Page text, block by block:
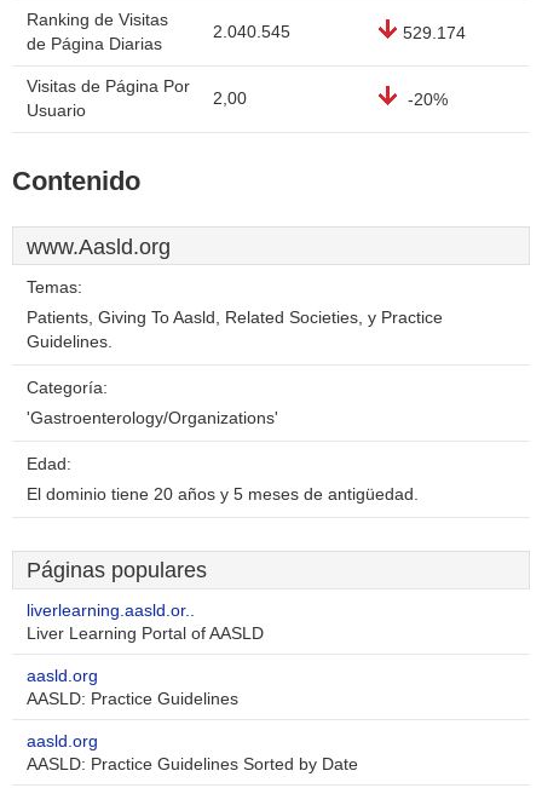
Ranking de Visitas
de Página Diarias
2.040.545 529.174
Visitas de Página Por
Usuario
2,00 -20%
Contenido
www.Aasld.org
Temas:
Patients, Giving To Aasld, Related Societies, y Practice
Guidelines.
Categoría:
'Gastroenterology/Organizations'
Edad:
El dominio tiene 20 años y 5 meses de antigüedad.
Páginas populares
liverlearning.aasld.or..
Liver Learning Portal of AASLD
aasld.org
AASLD: Practice Guidelines
aasld.org
AASLD: Practice Guidelines Sorted by Date